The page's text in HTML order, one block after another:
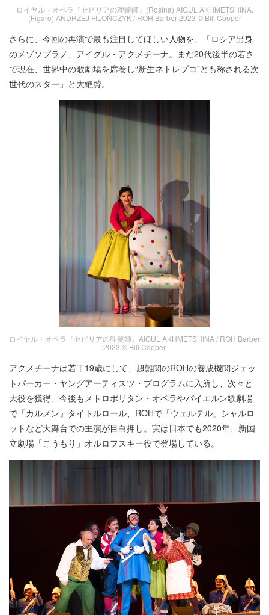
ロイヤル・オペラ『セビリアの理髪師』(Rosina) AIGUL AKHMETSHINA,
(Figaro) ANDRZEJ FILOŃCZYK / ROH Barber 2023 © Bill Cooper
さらに、今回の再演で最も注目してほしい人物を、「ロシア出身
のメゾソプラノ、アイグル・アクメチーナ。まだ20代後半の若さ
で現在、世界中の歌劇場を席巻し“新生ネトレプコ”とも称される次
世代のスター」と大絶賛。
ロイヤル・オペラ『セビリアの理髪師』AIGUL AKHMETSHINA / ROH Barber
2023 © Bill Cooper
アクメチーナは若干19歳にして、超難関のROHの養成機関ジェッ
トパーカー・ヤングアーティスツ・プログラムに入所し、次々と
大役を獲得、今後もメトロポリタン・オペラやバイエルン歌劇場
で「カルメン」タイトルロール、ROHで「ウェルテル」シャルロ
ットなど大舞台での主演が目白押し。実は日本でも2020年、新国
立劇場「こうもり」オルロフスキー役で登場している。